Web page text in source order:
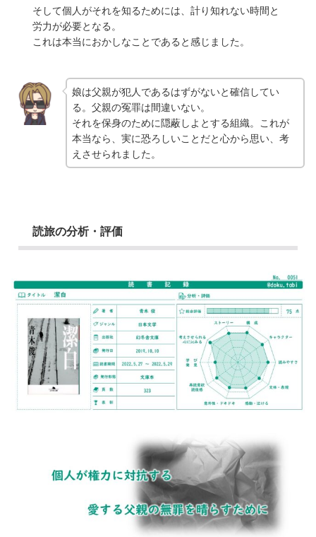
そして個人がそれを知るためには、計り知れない時間と
労力が必要となる。
これは本当におかしなことであると感じました。
娘は父親が犯人であるはずがないと確信してい
る。父親の冤罪は間違いない。
それを保身のために隠蔽しよとする組織。これが
本当なら、実に恐ろしいことだと心から思い、考
えさせられました。
読旅の分析・評価